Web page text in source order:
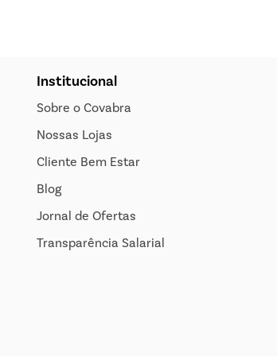
Institucional
Sobre o Covabra
Nossas Lojas
Cliente Bem Estar
Blog
Jornal de Ofertas
Transparência Salarial